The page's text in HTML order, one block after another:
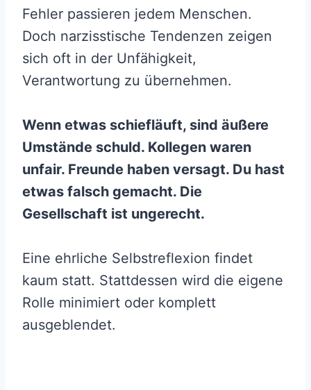
Fehler passieren jedem Menschen.
Doch narzisstische Tendenzen zeigen
sich oft in der Unfähigkeit,
Verantwortung zu übernehmen.
Wenn etwas schiefläuft, sind äußere
Umstände schuld. Kollegen waren
unfair. Freunde haben versagt. Du hast
etwas falsch gemacht. Die
Gesellschaft ist ungerecht.
Eine ehrliche Selbstreflexion findet
kaum statt. Stattdessen wird die eigene
Rolle minimiert oder komplett
ausgeblendet.